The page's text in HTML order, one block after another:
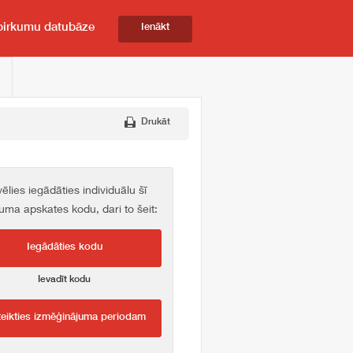
datubāze Ienākt
Drukāt
iegādāties individuālu šī
apskates kodu, dari to šeit:
Iegādāties kodu
Ievadīt kodu
izmēģinājuma periodam